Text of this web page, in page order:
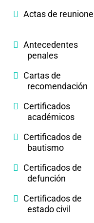
Actas de
Antecedentes
penales
Cartas de
recomendación
Certificados
académicos
Certificados de
bautismo
Certificados de
defunción
Certificados de
estado civil